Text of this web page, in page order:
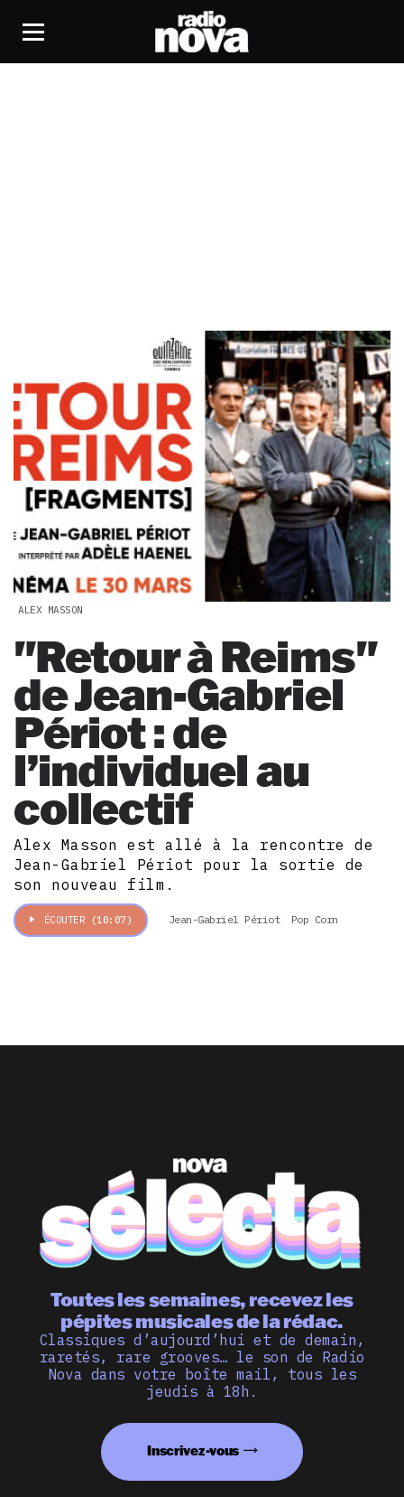
ALEX MASSON
"Retour à Reims"
de Jean-Gabriel
Périot : de
l’individuel au
collectif
Alex Masson est allé à la rencontre de
Jean-Gabriel Périot pour la sortie de
son nouveau film.
ÉCOUTER (10:07) Jean-Gabriel Périot Pop Corn
Toutes les semaines, recevez les
pépites musicales de la rédac.
Classiques d’aujourd’hui et de demain,
raretés, rare grooves… le son de Radio
Nova dans votre boîte mail, tous les
jeudis à 18h.
Inscrivez-vous